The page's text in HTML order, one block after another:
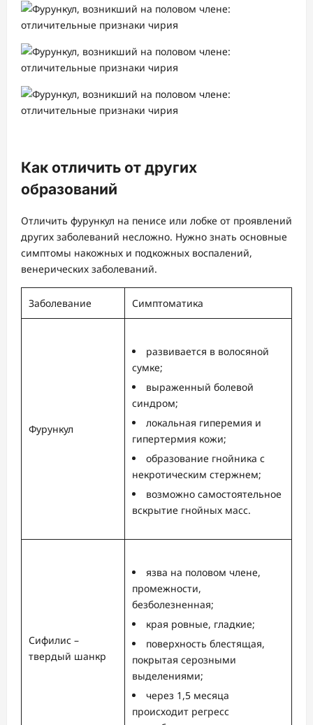
Как отличить от других
образований
Отличить фурункул на пенисе или лобке от проявлений
других заболеваний несложно. Нужно знать основные
симптомы накожных и подкожных воспалений,
венерических заболеваний.
Заболевание Симптоматика
Фурункул
развивается в волосяной
сумке;
выраженный болевой
синдром;
локальная гиперемия и
гипертермия кожи;
образование гнойника с
некротическим стержнем;
возможно самостоятельное
вскрытие гнойных масс.
Сифилис –
твердый шанкр
язва на половом члене,
промежности,
безболезненная;
края ровные, гладкие;
поверхность блестящая,
покрытая серозными
выделениями;
через 1,5 месяца
происходит регресс